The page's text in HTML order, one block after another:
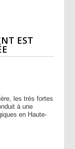
EST
les très fortes
à une
en Haute-